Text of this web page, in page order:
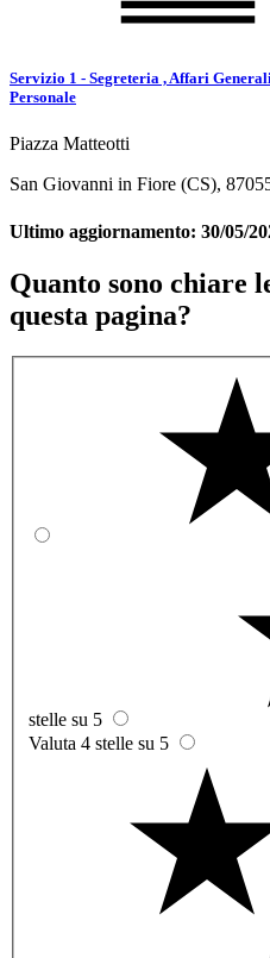
Servizio 1 - Segreteria , Affari
Personale
Piazza Matteotti
San Giovanni in Fiore (CS),
Ultimo aggiornamento: 30/05/
Quanto sono chiare
questa pagina?
stelle su 5
Valuta 4 stelle su 5